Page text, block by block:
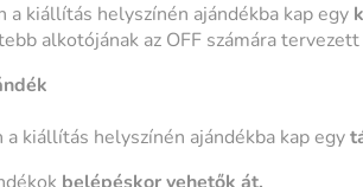
a kiállítás helyszínén ajándékba kap egy
alkotójának az OFF számára
a kiállítás helyszínén ajándékba kap egy